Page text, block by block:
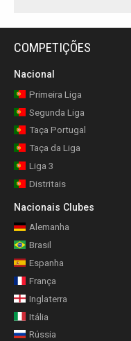
COMPETIÇÕES
Nacional
Primeira Liga
Segunda Liga
Taça Portugal
Taça da Liga
Liga 3
Distritais
Nacionais Clubes
Alemanha
Brasil
Espanha
França
Inglaterra
Itália
Rússia